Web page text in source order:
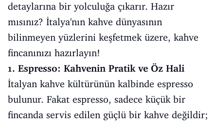
detaylarına bir yolculuğa çıkarır. Hazır
mısınız? İtalya'nın kahve dünyasının
bilinmeyen yüzlerini keşfetmek üzere, kahve
fincanınızı hazırlayın!
1. Espresso: Kahvenin Pratik ve Öz Hali
İtalyan kahve kültürünün kalbinde espresso
bulunur. Fakat espresso, sadece küçük bir
fincanda servis edilen güçlü bir kahve değildir;